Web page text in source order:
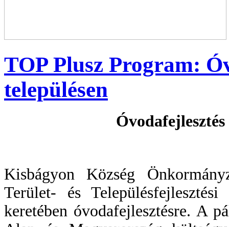
TOP Plusz Program:
településen
Kisbágyon Község
Terület- és
keretében óvodafejlesztésre. A